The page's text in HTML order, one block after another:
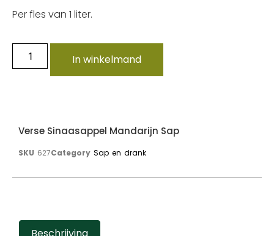
Per fles van 1 liter.
In winkelmand
Verse Sinaasappel Mandarijn Sap
SKU 627Category Sap en drank
Beschrijving